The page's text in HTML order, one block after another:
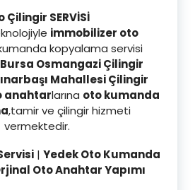
Çilingir SERVİSİ
immobilizer oto
kopyalama servisi
Bursa Osmangazi Çilingir
Mahallesi Çilingir
anahtarlarına oto kumanda
,tamir ve çilingir hizmeti
vermektedir.
| Yedek Oto Kumanda
Oto Anahtar Yapımı